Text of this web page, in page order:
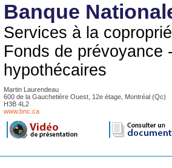
Banque
Services à la
Fonds de prévoyance
hypothécaires
Martin Laurendeau
600 de la Gauchetière Ouest, 12e étage, Montréal (Qc)
H3B 4L2
www.bnc.ca